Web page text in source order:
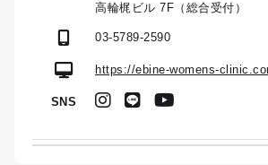
高輪梶ビル 7F（総合受付）
03-5789-2590
https://ebine-womens-
SNS